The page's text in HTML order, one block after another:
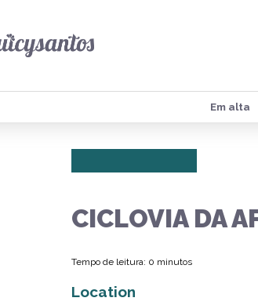
de
Em alta
CICLOVIA DA
Tempo de leitura: 0 minutos
Location